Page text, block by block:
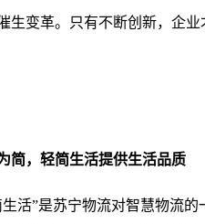
生变革。只有不断创新，企
简，轻简生活提供生活品质
生活”是苏宁物流对智慧物流